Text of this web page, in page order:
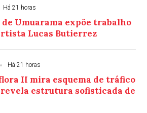
Há 21 horas
Umuarama expõe trabalho
Lucas Butierrez
Há 21 horas
II mira esquema de tráfico
estrutura sofisticada de